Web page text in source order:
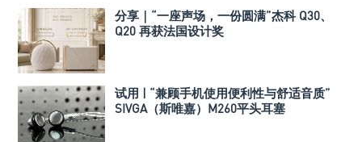
分享｜“一座声场，一份圆满”杰科 Q30、
Q20 再获法国设计奖
试用 | “兼顾手机使用便利性与舒适音质”
SIVGA（斯唯嘉）M260平头耳塞